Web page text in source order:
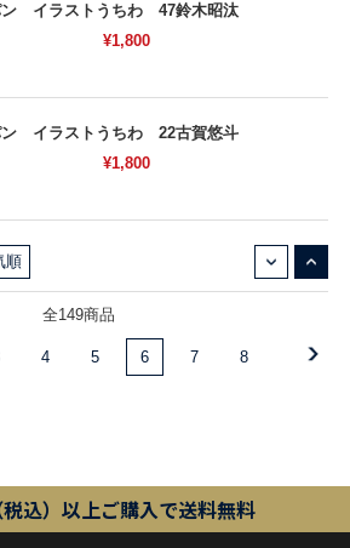
ン イラストうちわ 47鈴木昭汰
¥1,800
ン イラストうちわ 22古賀悠斗
¥1,800
順
全149商品
4 5 6 7 8
込）以上ご購入で送料無料